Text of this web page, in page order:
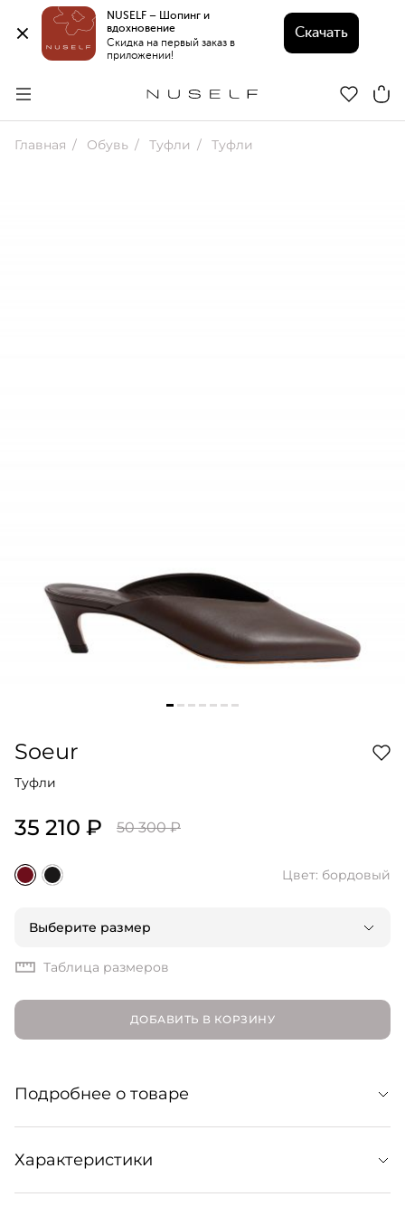
NUSELF – Шопинг и
вдохновение
Скидка на первый заказ в
приложении!
Скачать
Главная Обувь Туфли Туфли
Soeur
Туфли
35 210 ₽ 50 300 ₽
Цвет: бордовый
Выберите размер
Таблица размеров
ДОБАВИТЬ В КОРЗИНУ
Подробнее о товаре
Минималистичные мюли с интересным акцентом:
глубоким «вырезом» на подъеме, подчеркивающим
ногу. Поддержат любой ваш образ — от офисного до
Характеристики